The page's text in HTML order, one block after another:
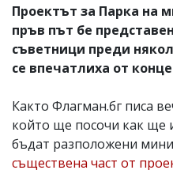
Проектът за Парка на
пръв път бе
съветници преди
се впечатлиха от
Както Флагман.бг писа
който ще посочи как ще
бъдат разположени
съществена част от